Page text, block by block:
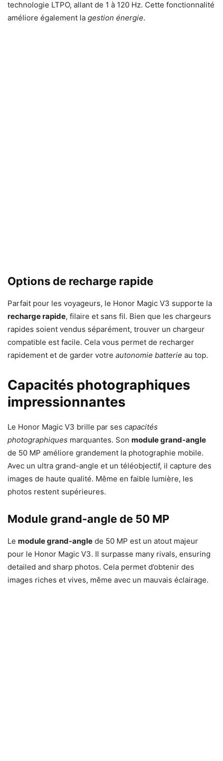
technologie LTPO, allant de 1 à 120 Hz. Cette fonctionnalité
améliore également la gestion énergie.
Options de recharge rapide
Parfait pour les voyageurs, le Honor Magic V3 supporte la
recharge rapide, filaire et sans fil. Bien que les chargeurs
rapides soient vendus séparément, trouver un chargeur
compatible est facile. Cela vous permet de recharger
rapidement et de garder votre autonomie batterie au top.
Capacités photographiques
impressionnantes
Le Honor Magic V3 brille par ses capacités
photographiques marquantes. Son module grand-angle
de 50 MP améliore grandement la photographie mobile.
Avec un ultra grand-angle et un téléobjectif, il capture des
images de haute qualité. Même en faible lumière, les
photos restent supérieures.
Module grand-angle de 50 MP
Le module grand-angle de 50 MP est un atout majeur
pour le Honor Magic V3. Il surpasse many rivals, ensuring
detailed and sharp photos. Cela permet d’obtenir des
images riches et vives, même avec un mauvais éclairage.